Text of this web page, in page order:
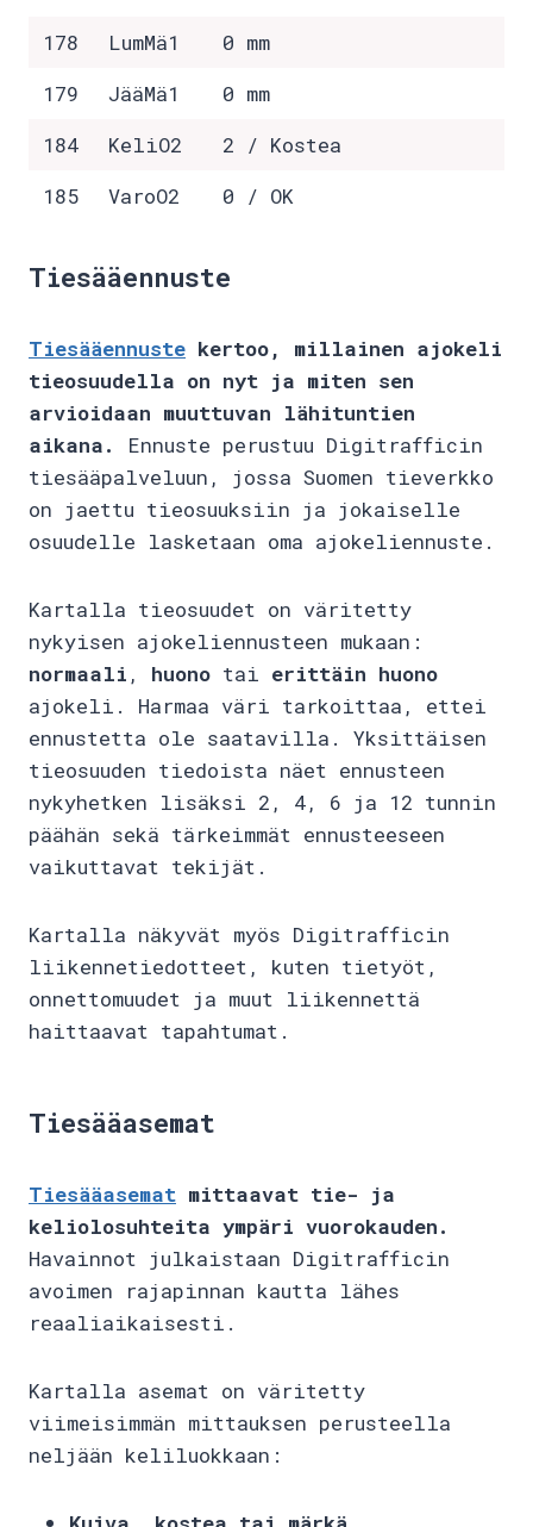
178
LumMä1
0 mm
179
JääMä1
0 mm
184
KeliO2
2 / Kostea
185
VaroO2 0 / OK
Tiesääennuste
Tiesääennuste kertoo, millainen ajokeli
tieosuudella on nyt ja miten sen
arvioidaan muuttuvan lähituntien
aikana.
Ennuste perustuu Digitrafficin
tiesääpalveluun, jossa Suomen tieverkko
on jaettu tieosuuksiin ja jokaiselle
osuudelle lasketaan oma ajokeliennuste.
Kartalla tieosuudet on väritetty
nykyisen ajokeliennusteen mukaan:
normaali , huono tai erittäin huono
ajokeli. Harmaa väri tarkoittaa, ettei
ennustetta ole saatavilla. Yksittäisen
tieosuuden tiedoista näet ennusteen
nykyhetken lisäksi 2, 4, 6 ja 12 tunnin
päähän sekä tärkeimmät ennusteeseen
vaikuttavat tekijät.
Kartalla näkyvät myös Digitrafficin
liikennetiedotteet, kuten tietyöt,
onnettomuudet ja muut liikennettä
haittaavat tapahtumat.
Tiesääasemat
Tiesääasemat mittaavat tie- ja
keliolosuhteita ympäri vuorokauden.
Havainnot julkaistaan Digitrafficin
avoimen rajapinnan kautta lähes
reaaliaikaisesti.
Kartalla asemat on väritetty
viimeisimmän mittauksen perusteella
neljään keliluokkaan: